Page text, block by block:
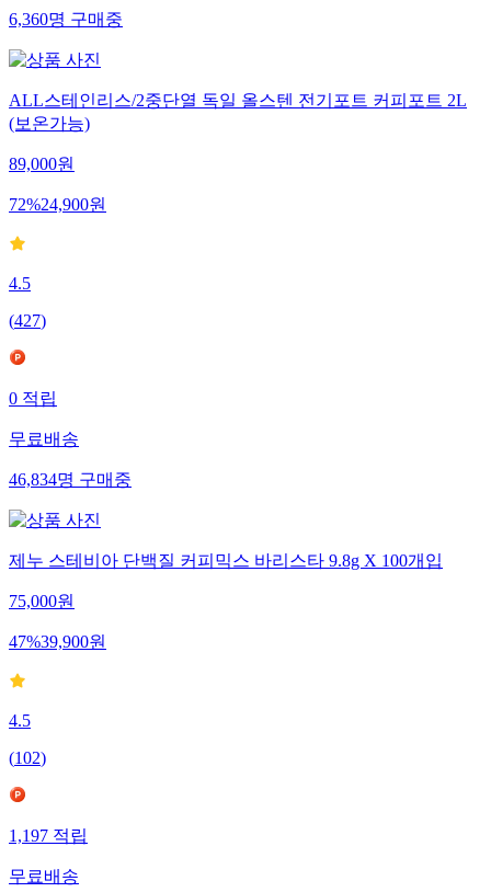
6,360명구매중
ALL스테인리스/2중단열 독일 올스텐 전기포트 커피포트 2L
(보온가능)
89,000원
72%24,900원
4.5
(427)
0적립
무료배송
46,834명구매중
제누 스테비아 단백질 커피믹스 바리스타 9.8g X 100개입
75,000원
47%39,900원
4.5
(102)
1,197적립
무료배송